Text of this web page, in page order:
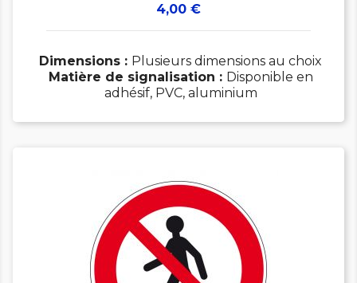
Prix
4,00 €
Dimensions : Plusieurs dimensions au choix
Matière de signalisation : Disponible en
adhésif, PVC, aluminium